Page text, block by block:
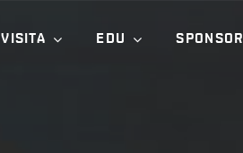
VISITA EDU SPONSOR